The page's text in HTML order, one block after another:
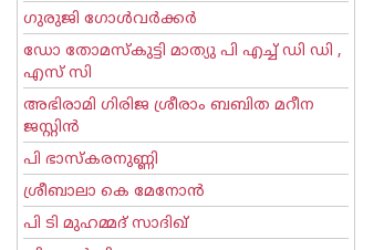
ഗുരുജി ഗോള്‍‌വര്‍ക്കര്‍
ഡോ തോമസ്കുട്ടി മാത്യു പി എച്ച് ഡി ഡി ,
എസ് സി
അഭിരാമി ഗിരിജ ശ്രീരാം ബബിത മറീന
ജസ്റ്റിന്‍
പി ഭാസ്കരനുണ്ണി
ശ്രീബാലാ കെ മേനോന്‍
പി ടി മുഹമ്മദ് സാദിഖ്‌